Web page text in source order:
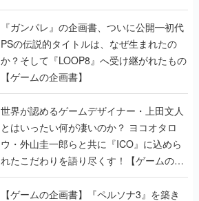
か？そして『LOOP8』へ受け継がれたもの
【ゲームの企画書】
世界が認めるゲームデザイナー・上田文人
とはいったい何が凄いのか？ ヨコオタロ
ウ・外山圭一郎らと共に『ICO』に込めら
れたこだわりを語り尽くす！【ゲームの企
画書】
【ゲームの企画書】『ペルソナ3』を築き
上げたのは反骨心とリスペクトだった。赤
い企画書のもとに集った“愚連隊”がシリー
ズを生まれ変わらせるまで【橋野桂インタ